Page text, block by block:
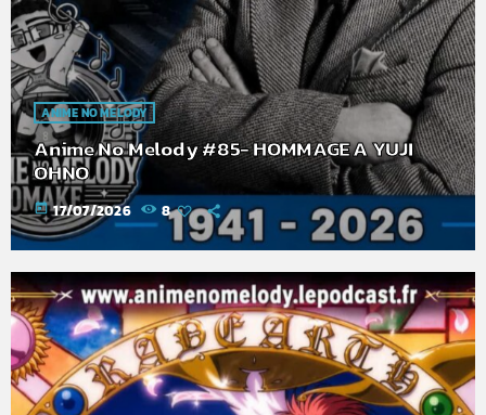
ANIME NO MELODY
Anime No Melody #85- HOMMAGE A YUJI
OHNO
today 17/07/2026 8